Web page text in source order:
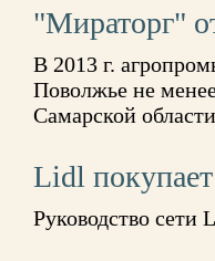
"Мираторг"
В 2013 г.
Поволжье не
Самарской области
Lidl
Руководство сети